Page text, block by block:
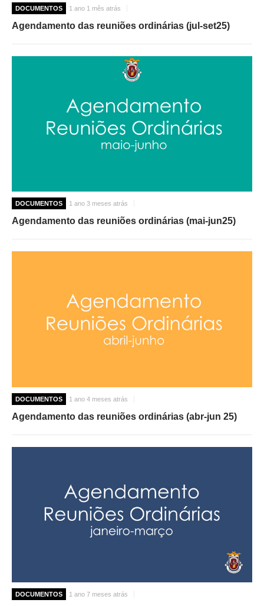
DOCUMENTOS 1 ano 1 mês atrás
Agendamento das reuniões ordinárias (jul-set25)
DOCUMENTOS 1 ano 3 meses atrás
Agendamento das reuniões ordinárias (mai-jun25)
DOCUMENTOS 1 ano 4 meses atrás
Agendamento das reuniões ordinárias (abr-jun 25)
DOCUMENTOS 1 ano 7 meses atrás